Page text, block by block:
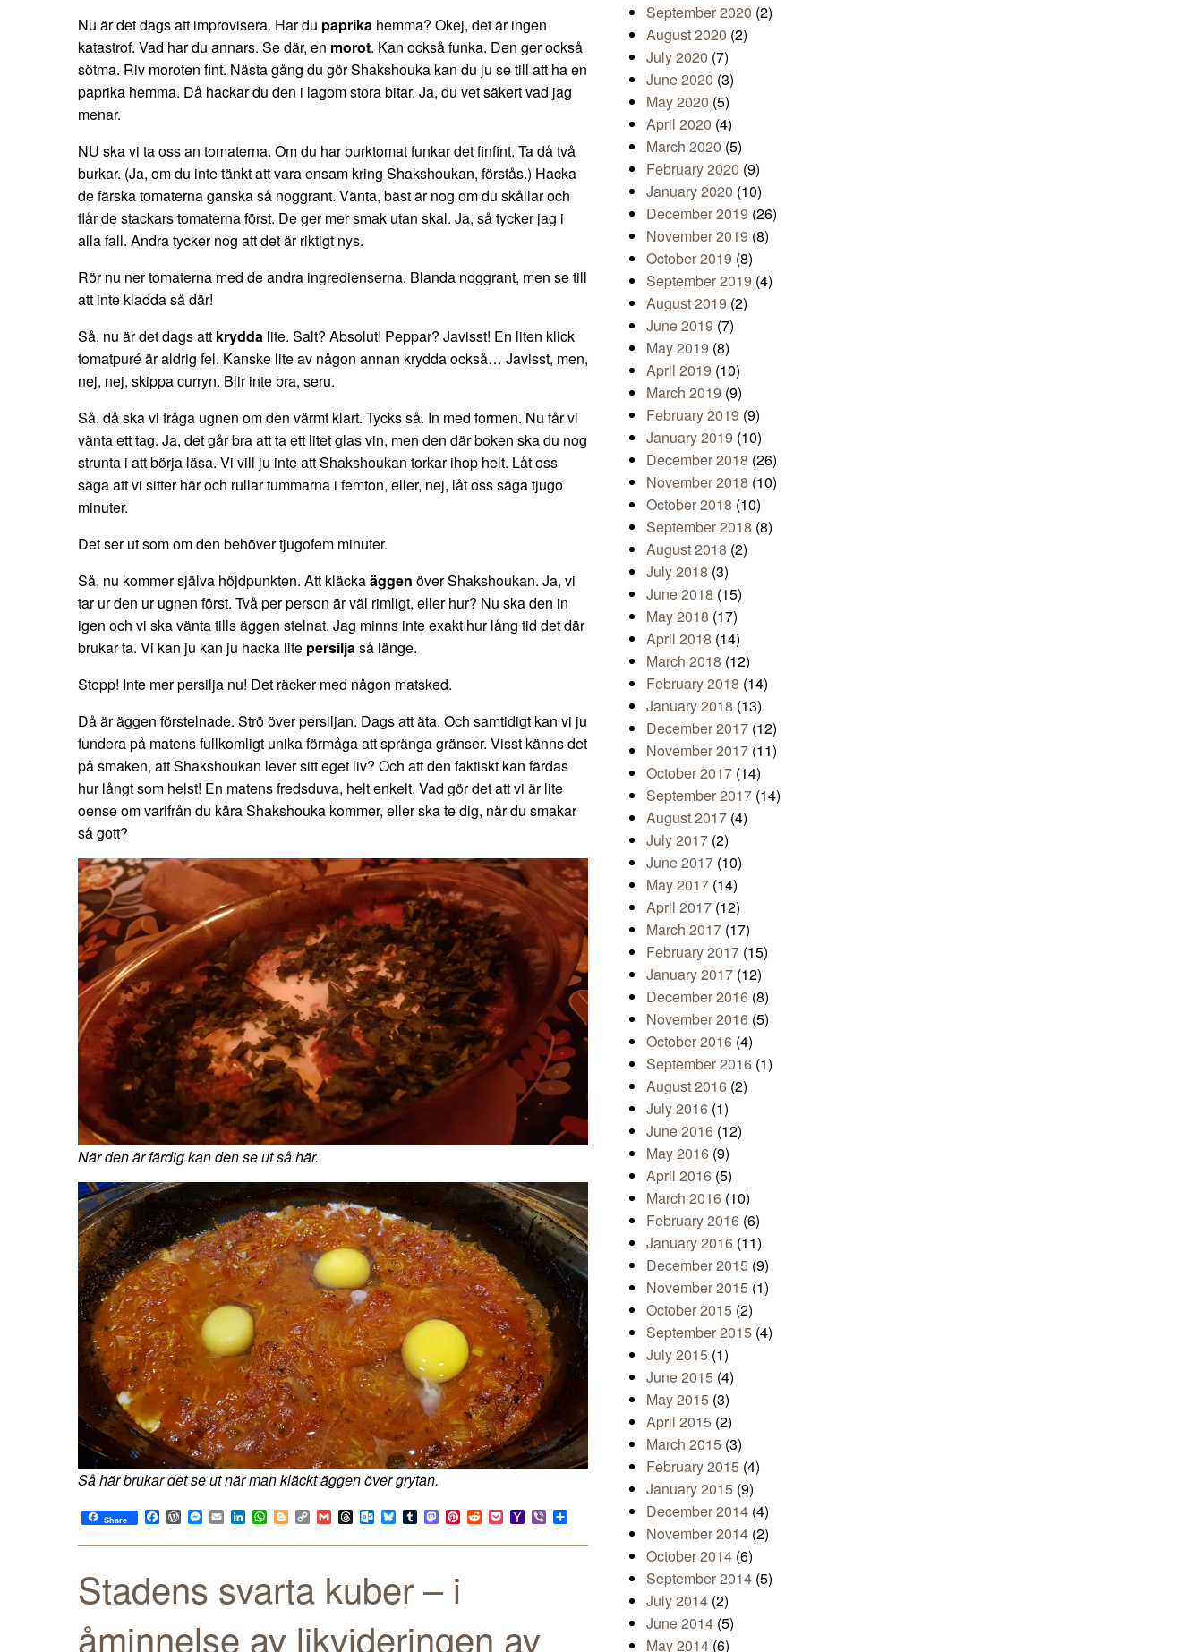
Nu är det dags att improvisera. Har du paprika hemma? Okej, det är ingen
katastrof. Vad har du annars. Se där, en morot. Kan också funka. Den ger också
sötma. Riv moroten fint. Nästa gång du gör Shakshouka kan du ju se till att ha en
paprika hemma. Då hackar du den i lagom stora bitar. Ja, du vet säkert vad jag
menar.
NU ska vi ta oss an tomaterna. Om du har burktomat funkar det finfint. Ta då två
burkar. (Ja, om du inte tänkt att vara ensam kring Shakshoukan, förstås.) Hacka
de färska tomaterna ganska så noggrant. Vänta, bäst är nog om du skållar och
flår de stackars tomaterna först. De ger mer smak utan skal. Ja, så tycker jag i
alla fall. Andra tycker nog att det är riktigt nys.
Rör nu ner tomaterna med de andra ingredienserna. Blanda noggrant, men se till
att inte kladda så där!
Så, nu är det dags att krydda lite. Salt? Absolut! Peppar? Javisst! En liten klick
tomatpuré är aldrig fel. Kanske lite av någon annan krydda också… Javisst, men,
nej, nej, skippa curryn. Blir inte bra, seru.
Så, då ska vi fråga ugnen om den värmt klart. Tycks så. In med formen. Nu får vi
vänta ett tag. Ja, det går bra att ta ett litet glas vin, men den där boken ska du nog
strunta i att börja läsa. Vi vill ju inte att Shakshoukan torkar ihop helt. Låt oss
säga att vi sitter här och rullar tummarna i femton, eller, nej, låt oss säga tjugo
minuter.
Det ser ut som om den behöver tjugofem minuter.
Så, nu kommer själva höjdpunkten. Att kläckaäggen över Shakshoukan. Ja, vi
tar ur den ur ugnen först. Två per person är väl rimligt, eller hur? Nu ska den in
igen och vi ska vänta tills äggen stelnat. Jag minns inte exakt hur lång tid det där
brukar ta. Vi kan ju kan ju hacka lite persiljaså länge.
Stopp! Inte mer persilja nu! Det räcker med någon matsked.
Då är äggen förstelnade. Strö över persiljan. Dags att äta. Och samtidigt kan vi ju
fundera på matens fullkomligt unika förmåga att spränga gränser. Visst känns det
på smaken, att Shakshoukan lever sitt eget liv? Och att den faktiskt kan färdas
hur långt som helst! En matens fredsduva, helt enkelt. Vad gör det att vi är lite
oense om varifrån du kära Shakshouka kommer, eller ska te dig, när du smakar
så gott?
När den är färdig kan den se ut så här.
Så här brukar det se ut när man kläckt äggen över grytan.
Share Facebook
WordPress
Messenger
EmailLinkedIn
WhatsApp
BloggerCopy
Link
GmailThreadsOutlook.com
Bluesky
TumblrMastodon
Pinterest
RedditPocketYahoo
Mail
Viber
Stadens svarta kuber – i
åminnelse av likvideringen av
September 2020 (2)
August 2020 (2)
July 2020 (7)
June 2020 (3)
May 2020 (5)
April 2020 (4)
March 2020 (5)
February 2020 (9)
January 2020 (10)
December 2019 (26)
November 2019 (8)
October 2019 (8)
September 2019 (4)
August 2019 (2)
June 2019 (7)
May 2019 (8)
April 2019 (10)
March 2019 (9)
February 2019 (9)
January 2019 (10)
December 2018 (26)
November 2018 (10)
October 2018 (10)
September 2018 (8)
August 2018 (2)
July 2018 (3)
June 2018 (15)
May 2018 (17)
April 2018 (14)
March 2018 (12)
February 2018 (14)
January 2018 (13)
December 2017 (12)
November 2017 (11)
October 2017 (14)
September 2017 (14)
August 2017 (4)
July 2017 (2)
June 2017 (10)
May 2017 (14)
April 2017 (12)
March 2017 (17)
February 2017 (15)
January 2017 (12)
December 2016 (8)
November 2016 (5)
October 2016 (4)
September 2016 (1)
August 2016 (2)
July 2016 (1)
June 2016 (12)
May 2016 (9)
April 2016 (5)
March 2016 (10)
February 2016 (6)
January 2016 (11)
December 2015 (9)
November 2015 (1)
October 2015 (2)
September 2015 (4)
July 2015 (1)
June 2015 (4)
May 2015 (3)
April 2015 (2)
March 2015 (3)
February 2015 (4)
January 2015 (9)
December 2014 (4)
November 2014 (2)
October 2014 (6)
September 2014 (5)
July 2014 (2)
June 2014 (5)
May 2014 (6)